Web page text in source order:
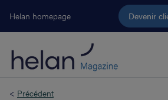
Aller au contenu
Helan homepage Devenir
< Précédent